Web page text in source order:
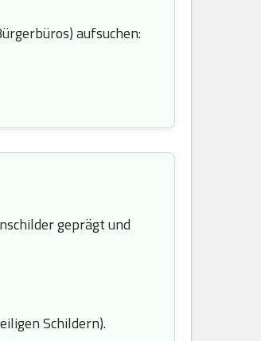
aufsuchen:
geprägt und
Schildern).